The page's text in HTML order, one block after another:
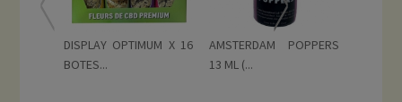
DISPLAY OPTIMUM X 16
BOTES...
AMSTERDAM POPPERS
13 ML (...